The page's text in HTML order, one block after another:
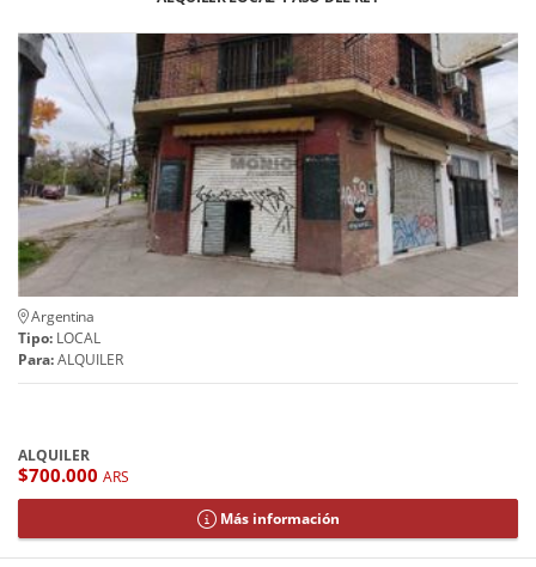
Argentina
Tipo: LOCAL
Para:ALQUILER
ALQUILER
$700.000 ARS
Más información